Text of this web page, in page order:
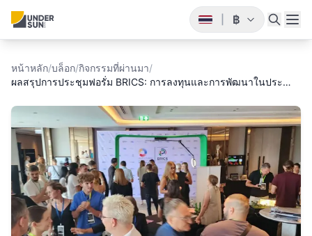
฿
หน้าหลัก/บล็อก/กิจกรรมที่ผ่านมา/
ผลสรุปการประชุมฟอรั่ม BRICS: การลงทุนและการพัฒนาในประ…